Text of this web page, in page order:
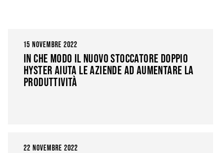
15 NOVEMBRE 2022
IN CHE MODO IL NUOVO STOCCATORE DOPPIO
HYSTER AIUTA LE AZIENDE AD AUMENTARE LA
PRODUTTIVITÀ
22 NOVEMBRE 2022